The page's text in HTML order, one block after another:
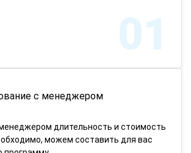
01
с менеджером
длительность и стоимость
можем составить для вас